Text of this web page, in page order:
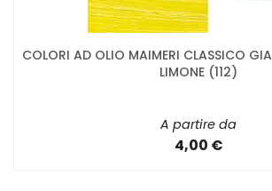
COLORI AD OLIO MAIMERI CLASSICO
LIMONE (112)
A partire da
4,00 €